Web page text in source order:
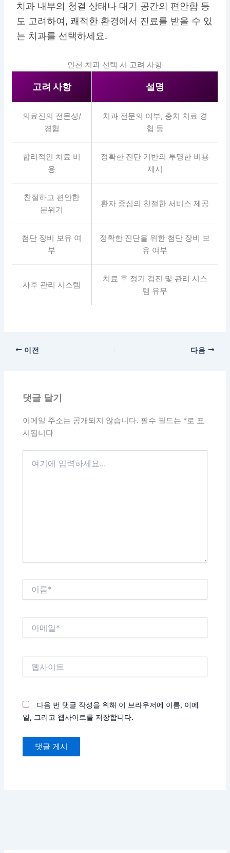
치과 내부의 청결 상태나 대기 공간의 편안함 등
도 고려하여, 쾌적한 환경에서 진료를 받을 수 있
는 치과를 선택하세요.
인천 치과 선택 시 고려 사항
고려 사항 설명
의료진의 전문성/
경험
치과 전문의 여부, 충치 치료 경
험 등
합리적인 치료 비
용
정확한 진단 기반의 투명한 비용
제시
친절하고 편안한
분위기
환자 중심의 친절한 서비스 제공
첨단 장비 보유 여
부
정확한 진단을 위한 첨단 장비 보
유 여부
사후 관리 시스템
치료 후 정기 검진 및 관리 시스
템 유무
이전 다음
댓글 달기
이메일 주소는 공개되지 않습니다. 필수 필드는 *로 표
시됩니다
다음 번 댓글 작성을 위해 이 브라우저에 이름, 이메
일, 그리고 웹사이트를 저장합니다.